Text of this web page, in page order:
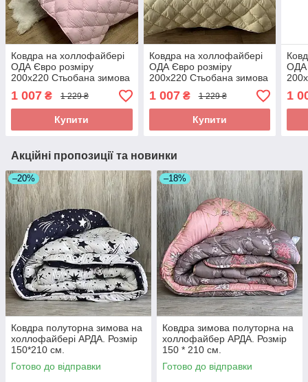
Ковдра на холлофайбері
ОДА Євро розміру
200х220 Стьобана зимова
ковдра високої якості
1 007 ₴ 1 229 ₴
Купити
Ковдра на холлофайбері
ОДА Євро розміру
200х220 Стьобана зимова
ковдра високої якості
1 007₴ 1 229 ₴
Купити
ОДА
1
Акційні пропозиції та новинки
–20%
Ковдра полуторна зимова на
холлофайбері АРДА. Розмір
150*210 см.
Готово до відправки
–18%
Ковдра зимова полуторна на
холлофайбер АРДА. Розмір
150 * 210 см.
Готово до відправки